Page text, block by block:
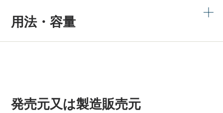
用法・容量
発売元又は製造販売元